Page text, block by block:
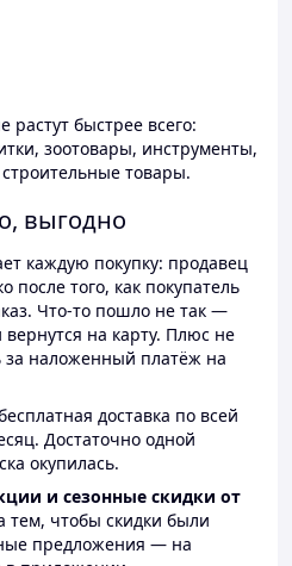
растут быстрее всего:
зоотовары, инструменты,
товары.
выгодно
каждую покупку: продавец
после того, как покупатель
Что-то пошло не так —
на карту. Плюс не
за наложенный платёж на
доставка по всей
Достаточно одной
окупилась.
и сезонные скидки от
тем, чтобы скидки были
предложения — на